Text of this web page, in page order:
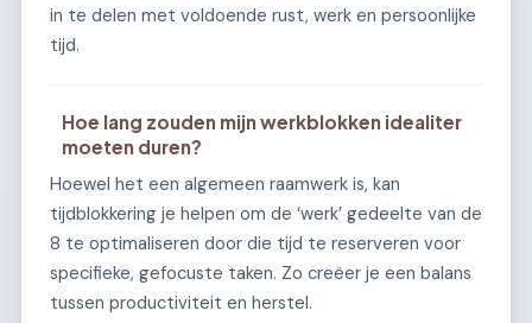
in te delen met voldoende rust, werk en persoonlijke
tijd.
Hoe lang zouden mijn werkblokken idealiter
moeten duren?
Hoewel het een algemeen raamwerk is, kan
tijdblokkering je helpen om de ‘werk’ gedeelte van de
8 te optimaliseren door die tijd te reserveren voor
specifieke, gefocuste taken. Zo creëer je een balans
tussen productiviteit en herstel.